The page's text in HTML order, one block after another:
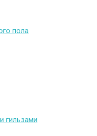
пола
гильзами